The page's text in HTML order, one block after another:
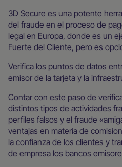
3D Secure es una potente
del fraude en el proceso de
legal en Europa, donde es un
Fuerte del Cliente, pero es
Verifica los puntos de datos
emisor de la tarjeta y la
Contar con este paso de
distintos tipos de actividades
perfiles falsos y el fraude
ventajas en materia de
la confianza de los clientes y
de empresa los bancos